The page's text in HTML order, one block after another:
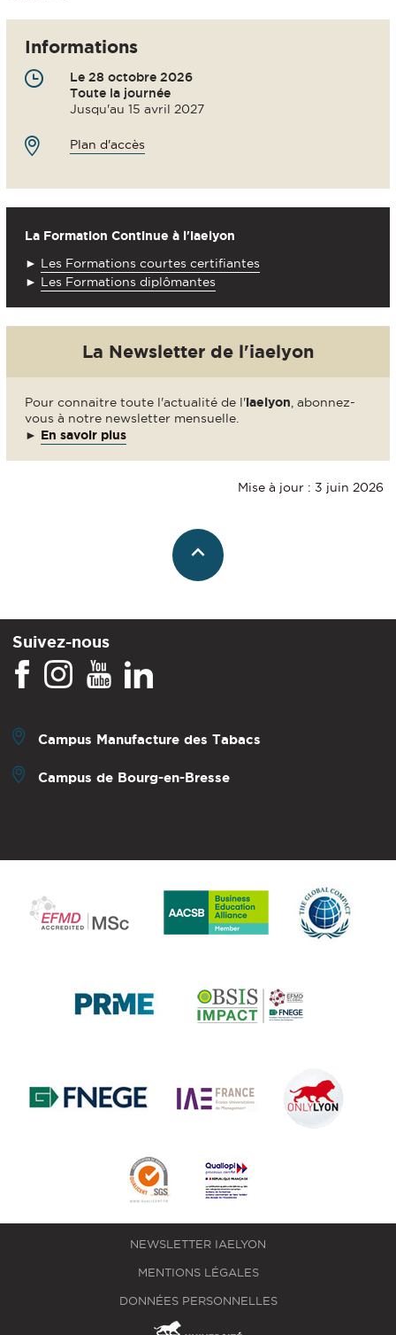
Informations
Le 28 octobre 2026
Toute la journée
Jusqu'au 15 avril 2027
Plan d'accès
La Formation Continue à l'iaelyon
► Les Formations courtes certifiantes
► Les Formations diplômantes
La Newsletter de l'iaelyon
Pour connaitre toute l'actualité de l'iaelyon , abonnez-
vous à notre newsletter mensuelle.
► En savoir plus
Mise à jour : 3 juin 2026
Suivez-nous
Campus Manufacture des Tabacs
Campus de Bourg-en-Bresse
NEWSLETTER IAELYON
MENTIONS LÉGALES
DONNÉES PERSONNELLES